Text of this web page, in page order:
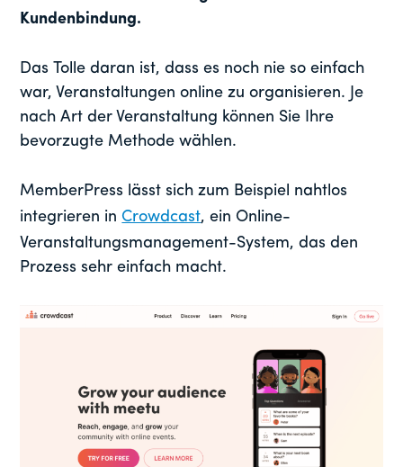
Kundenbindung.
Das Tolle daran ist, dass es noch nie so einfach
war, Veranstaltungen online zu organisieren. Je
nach Art der Veranstaltung können Sie Ihre
bevorzugte Methode wählen.
MemberPress lässt sich zum Beispiel nahtlos
integrieren in Crowdcast, ein Online-
Veranstaltungsmanagement-System, das den
Prozess sehr einfach macht.